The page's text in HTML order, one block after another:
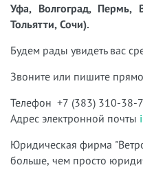
Уфа, Волгоград, Пермь,
Тольятти, Сочи).
Будем рады увидеть вас
Звоните или пишите
Телефон +7 (383) 310-38-
Адрес электронной почты
Юридическая фирма
больше, чем просто